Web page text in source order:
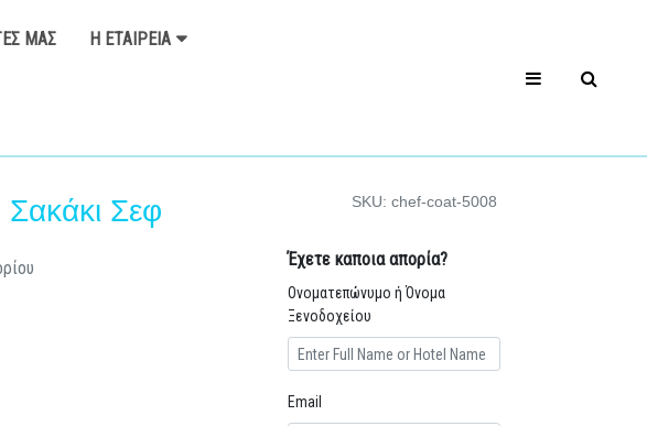
ΜΑΣ Η ΕΤΑΙΡΕΊΑ
Σακάκι Σεφ SKU: chef-coat-5008
Έχετε καποια απορία?
Ονοματεπώνυμο ή Όνομα
Ξενοδοχείου
Email